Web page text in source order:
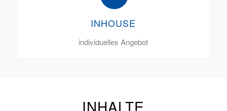
INHOUSE
individuelles Angebot
INHALTE